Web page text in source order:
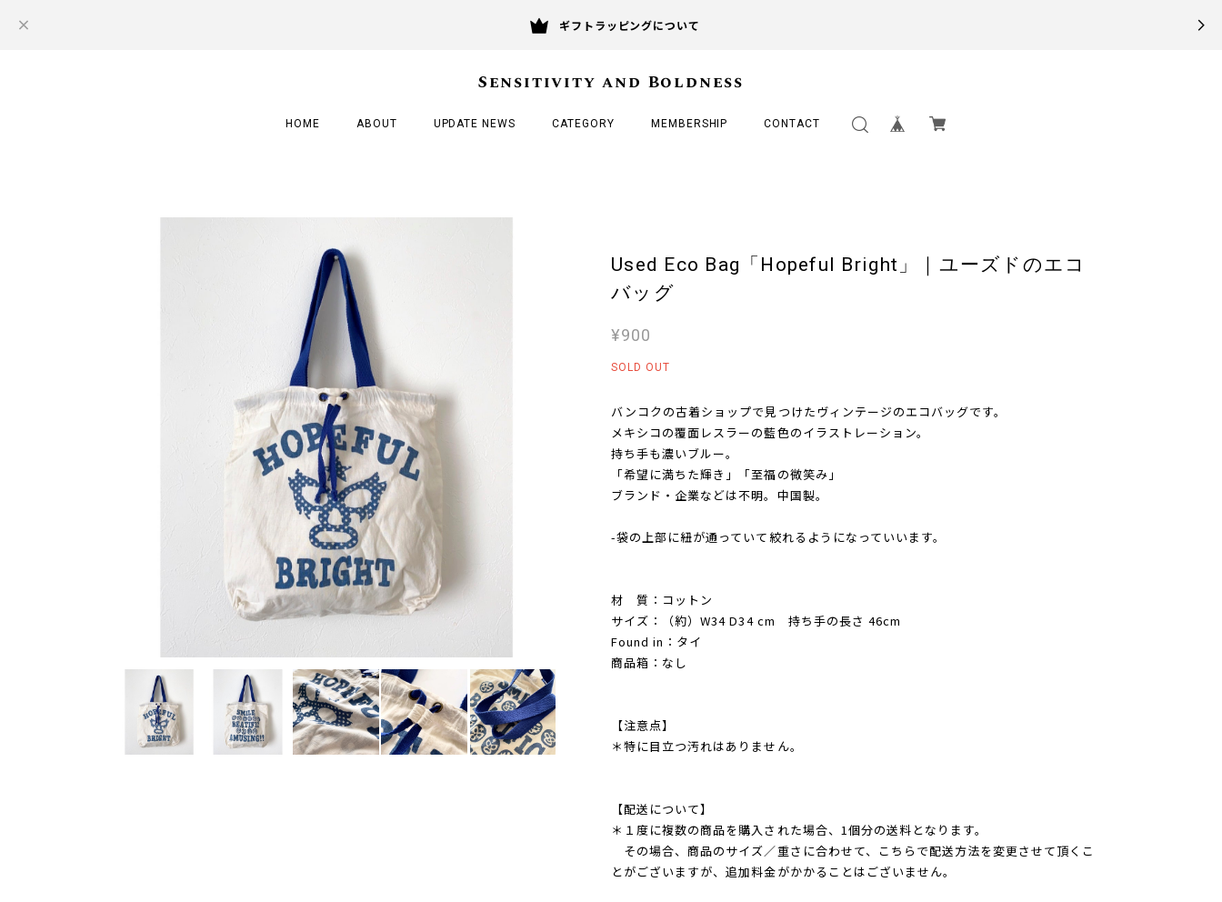
ギフトラッピングについて
Sensitivity and Boldness
HOME ABOUT UPDATE NEWS CATEGORY MEMBERSHIP CONTACT
Used Eco Bag「Hopeful Bright」｜ユーズドのエコ
バッグ
¥900
SOLD OUT
バンコクの古着ショップで見つけたヴィンテージのエコバッグです。
メキシコの覆面レスラーの藍色のイラストレーション。
持ち手も濃いブルー。
「希望に満ちた輝き」「至福の微笑み」
ブランド・企業などは不明。中国製。
-袋の上部に紐が通っていて絞れるようになっていいます。
材 質：コットン
サイズ：（約）W34 D34 cm 持ち手の長さ 46cm
Found in：タイ
商品箱：なし
【注意点】
＊特に目立つ汚れはありません。
【配送について】
＊１度に複数の商品を購入された場合、1個分の送料となります。
その場合、商品のサイズ／重さに合わせて、こちらで配送方法を変更させて頂くこ
とがございますが、追加料金がかかることはございません。